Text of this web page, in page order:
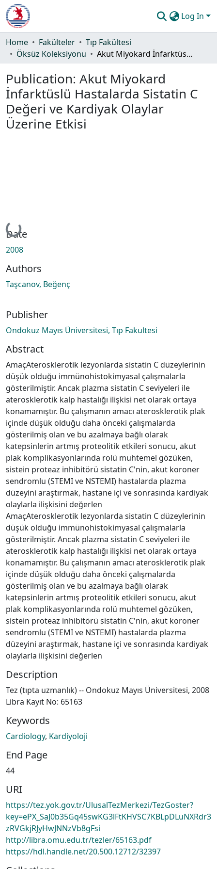
Log In
Communities & Collections
Statistics
Guide
Home Fakülteler
Tıp Fakültesi
Öksüz Koleksiyonu
Akut Miyokard İnfarktüslü Hastalarda Sistatin C Değeri ve Kardiyak Olaylar Üzerine Etkisi
Publication: Akut Miyokard
İnfarktüslü Hastalarda Sistatin C
Değeri ve Kardiyak Olaylar
Üzerine Etkisi
Loading...
Date
2008
Authors
Taşcanov, Beğenç
Publisher
Ondokuz Mayıs Üniversitesi, Tıp Fakultesi
Abstract
AmaçAterosklerotik lezyonlarda sistatin C düzeylerinin
düşük olduğu immünohistokimyasal çalışmalarla
gösterilmiştir. Ancak plazma sistatin C seviyeleri ile
aterosklerotik kalp hastalığı ilişkisi net olarak ortaya
konamamıştır. Bu çalışmanın amacı aterosklerotik plak
içinde düşük olduğu daha önceki çalışmalarda
gösterilmiş olan ve bu azalmaya bağlı olarak
katepsinlerin artmış proteolitik etkileri sonucu, akut
plak komplikasyonlarında rolü muhtemel gözüken,
sistein proteaz inhibitörü sistatin C'nin, akut koroner
sendromlu (STEMI ve NSTEMI) hastalarda plazma
düzeyini araştırmak, hastane içi ve sonrasında kardiyak
olaylarla ilişkisini değerlen
AmaçAterosklerotik lezyonlarda sistatin C düzeylerinin
düşük olduğu immünohistokimyasal çalışmalarla
gösterilmiştir. Ancak plazma sistatin C seviyeleri ile
aterosklerotik kalp hastalığı ilişkisi net olarak ortaya
konamamıştır. Bu çalışmanın amacı aterosklerotik plak
içinde düşük olduğu daha önceki çalışmalarda
gösterilmiş olan ve bu azalmaya bağlı olarak
katepsinlerin artmış proteolitik etkileri sonucu, akut
plak komplikasyonlarında rolü muhtemel gözüken,
sistein proteaz inhibitörü sistatin C'nin, akut koroner
sendromlu (STEMI ve NSTEMI) hastalarda plazma
düzeyini araştırmak, hastane içi ve sonrasında kardiyak
olaylarla ilişkisini değerlen
Description
Tez (tıpta uzmanlık) -- Ondokuz Mayıs Üniversitesi, 2008
Libra Kayıt No: 65163
Keywords
Cardiology, Kardiyoloji
End Page
44
URI
https://tez.yok.gov.tr/UlusalTezMerkezi/TezGoster?
key=ePX_SaJ0b35Gq45swKG3lFtKHVSC7KBLpDLuNXRdr3
zRVGkjRJyHwJNNzVb8gFsi
http://libra.omu.edu.tr/tezler/65163.pdf
https://hdl.handle.net/20.500.12712/32397